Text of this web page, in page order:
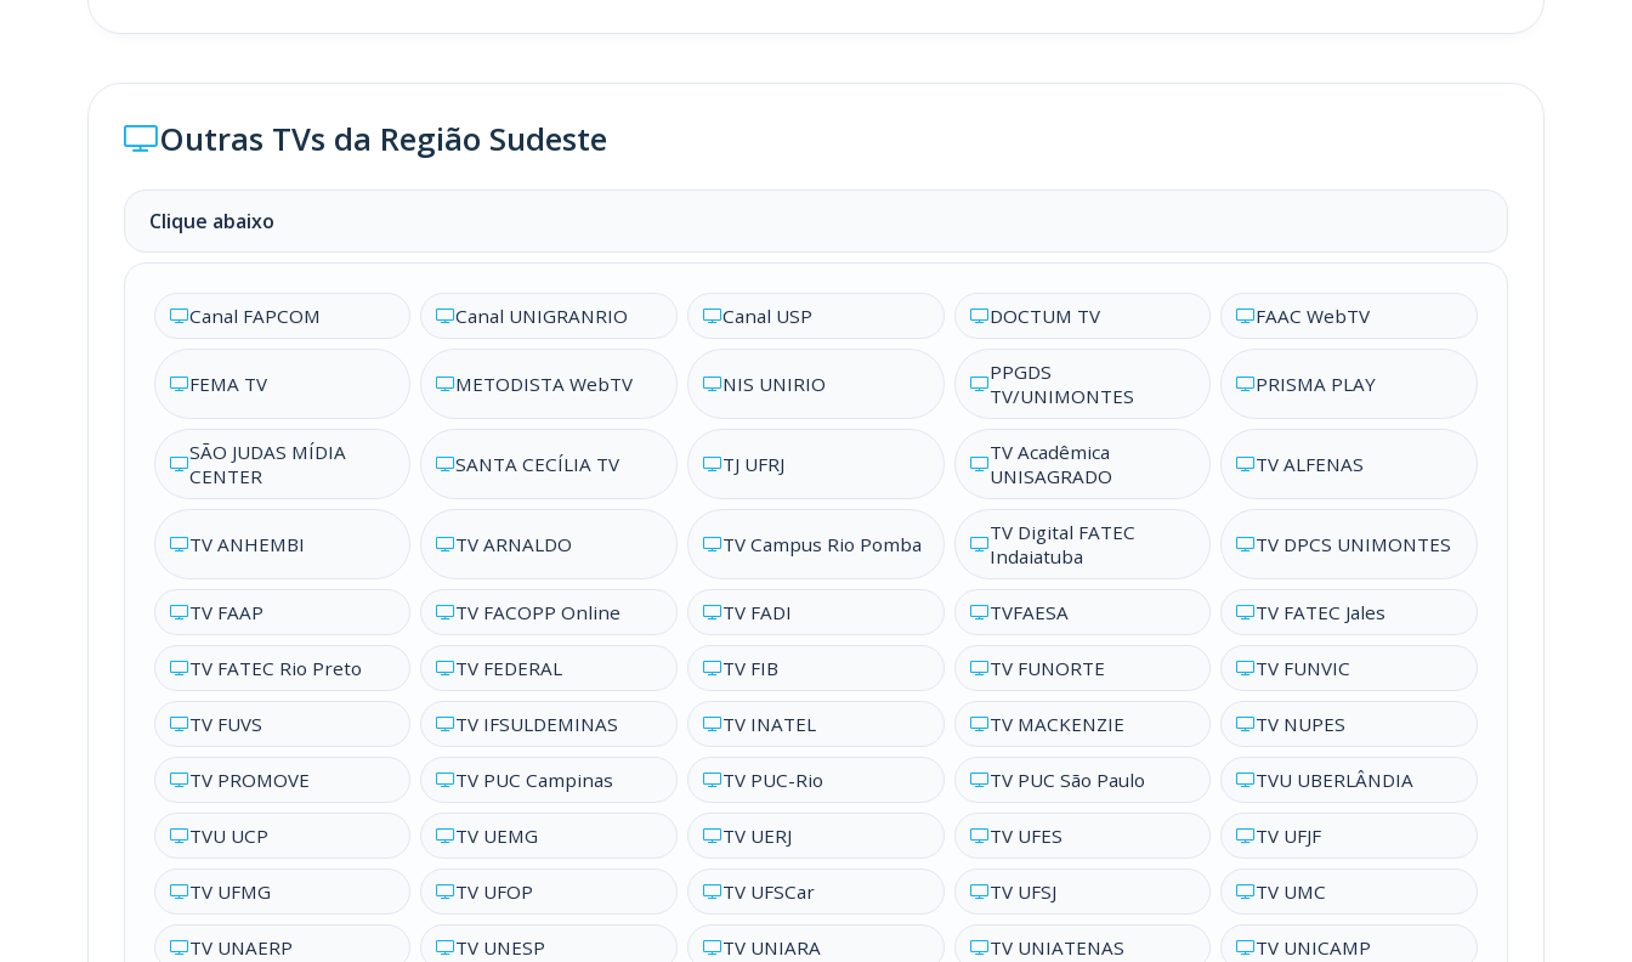
Outras TVs da Região Sudeste
Clique abaixo
Canal FAPCOM Canal UNIGRANRIO Canal USP DOCTUM TV FAAC WebTV
FEMA TV METODISTA WebTV NIS UNIRIO
PPGDS
TV/UNIMONTES
PRISMA PLAY
SÃO JUDAS MÍDIA
CENTER
SANTA CECÍLIA TV TJ UFRJ
TV Acadêmica
UNISAGRADO
TV ALFENAS
TV ANHEMBI TV ARNALDO TV Campus Rio Pomba
TV Digital FATEC
Indaiatuba
TV DPCS UNIMONTES
TV FAAP TV FACOPP Online TV FADI TVFAESA TV FATEC Jales
TV FATEC Rio Preto TV FEDERAL TV FIB TV FUNORTE TV FUNVIC
TV FUVS TV IFSULDEMINAS TV INATEL TV MACKENZIE TV NUPES
TV PROMOVE TV PUC Campinas TV PUC-Rio TV PUC São Paulo TVU UBERLÂNDIA
TVU UCP TV UEMG TV UERJ TV UFES TV UFJF
TV UFMG TV UFOP TV UFSCar TV UFSJ TV UMC
TV UNAERP TV UNESP TV UNIARA TV UNIATENAS TV UNICAMP